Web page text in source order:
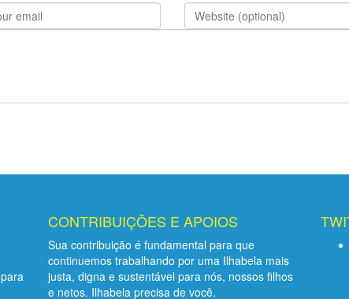
CONTRIBUIÇÕES E APOIOS
Sua contribuição é fundamental para que
continuemos trabalhando por uma Ilhabela mais
justa, digna e sustentável para nós, nossos filhos
e netos. Ilhabela precisa de você.